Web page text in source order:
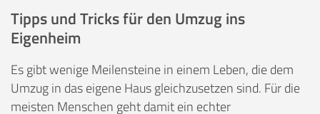
Tipps und Tricks für den Umzug ins
Eigenheim
Es gibt wenige Meilensteine in einem Leben, die dem
Umzug in das eigene Haus gleichzusetzen sind. Für die
meisten Menschen geht damit ein echter